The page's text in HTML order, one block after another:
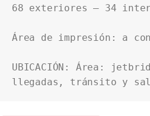
68 exteriores – 34
Área de impresión: a
UBICACIÓN: Área:
llegadas, tránsito y